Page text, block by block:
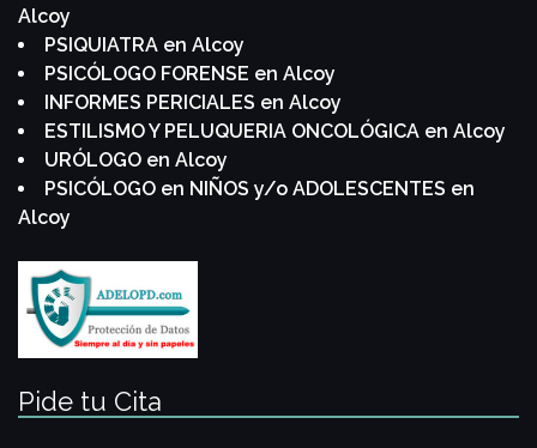
Alcoy
PSIQUIATRA en Alcoy
PSICÓLOGO FORENSE en Alcoy
INFORMES PERICIALES en Alcoy
ESTILISMO Y PELUQUERIA ONCOLÓGICA en Alcoy
URÓLOGO en Alcoy
PSICÓLOGO en NIÑOS y/o ADOLESCENTES en
Alcoy
Pide tu Cita